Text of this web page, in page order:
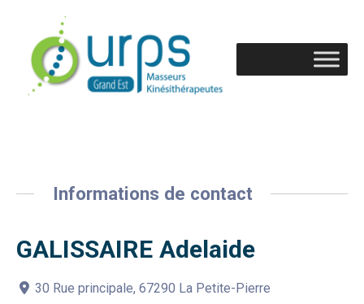
Informations de contact
GALISSAIRE Adelaide
30 Rue principale, 67290 La Petite-Pierre